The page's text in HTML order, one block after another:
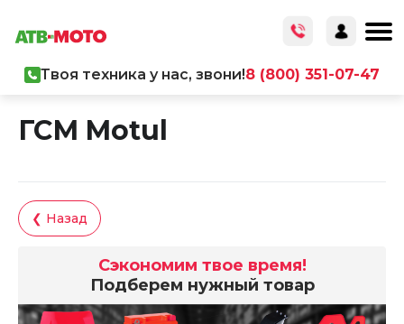
Твоя техника у нас, звони!8 (800) 351-07-47
ГСМ Motul
❮ Назад
Сэкономим твое время!
Подберем нужный товар